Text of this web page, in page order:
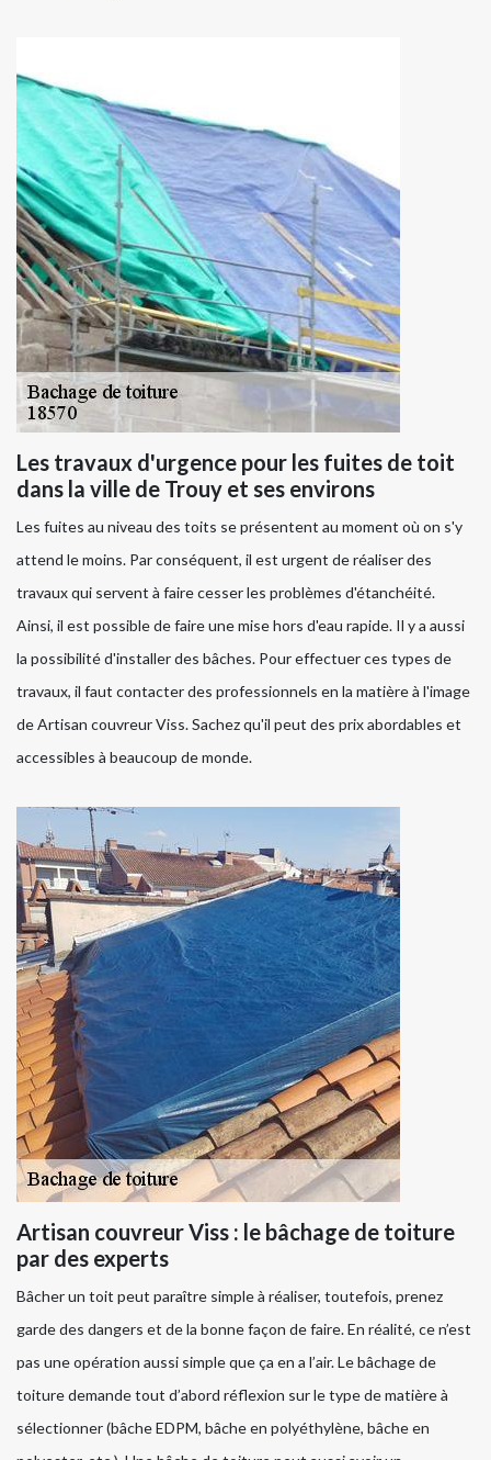
Les travaux d'urgence pour les fuites de toit
dans la ville de Trouy et ses environs
Les fuites au niveau des toits se présentent au moment où on s'y
attend le moins. Par conséquent, il est urgent de réaliser des
travaux qui servent à faire cesser les problèmes d'étanchéité.
Ainsi, il est possible de faire une mise hors d'eau rapide. Il y a aussi
la possibilité d'installer des bâches. Pour effectuer ces types de
travaux, il faut contacter des professionnels en la matière à l'image
de Artisan couvreur Viss. Sachez qu'il peut des prix abordables et
accessibles à beaucoup de monde.
Artisan couvreur Viss : le bâchage de toiture
par des experts
Bâcher un toit peut paraître simple à réaliser, toutefois, prenez
garde des dangers et de la bonne façon de faire. En réalité, ce n’est
pas une opération aussi simple que ça en a l’air. Le bâchage de
toiture demande tout d’abord réflexion sur le type de matière à
sélectionner (bâche EDPM, bâche en polyéthylène, bâche en